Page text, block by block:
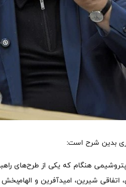
بدین شرح است:
پتروشیمی هنگام که یکی از طرح‌های
اتفاقی شیرین، امیدآفرین و